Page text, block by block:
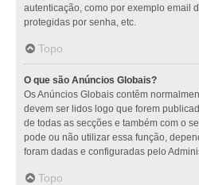
autenticação, como por exemplo email
protegidas por senha, etc.
Topo
O que são Anúncios Globais?
Os Anúncios Globais contêm
devem ser lidos logo que forem
de todas as secções e também com o
pode ou não utilizar essa função,
foram dadas e configuradas pelo
Topo